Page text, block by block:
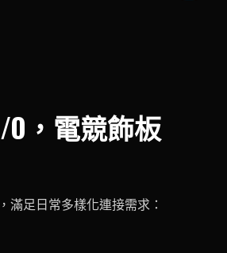
，電競飾板
滿足日常多樣化連接需求：